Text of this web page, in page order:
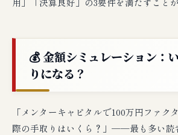
💰 金額シミュレーション：
りになる？
「メンターキャピタルで100万円ファク
際の手取りはいくら？」──最も多い読